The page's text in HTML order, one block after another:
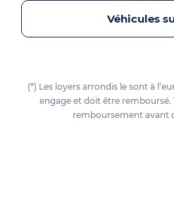
Véhicules
(*) Les loyers arrondis le sont à
engage et doit être remboursé.
remboursement avant